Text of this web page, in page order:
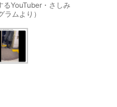
るYouTuber・さしみ
ラムより）